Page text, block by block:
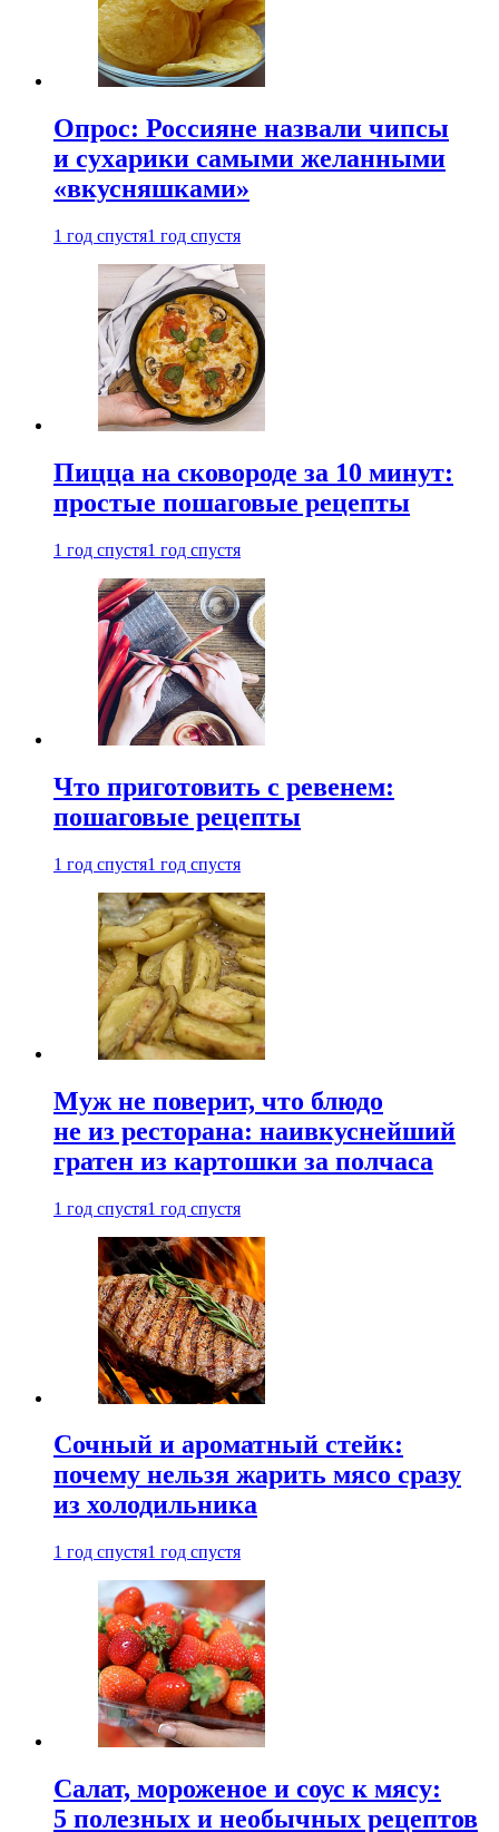
Опрос: Россияне назвали чипсы
и сухарики самыми желанными
«вкусняшками»
1 год спустя1 год спустя
Пицца на сковороде за 10 минут:
простые пошаговые рецепты
1 год спустя1 год спустя
Что приготовить с ревенем:
пошаговые рецепты
1 год спустя1 год спустя
Муж не поверит, что блюдо
не из ресторана: наивкуснейший
гратен из картошки за полчаса
1 год спустя1 год спустя
Сочный и ароматный стейк:
почему нельзя жарить мясо сразу
из холодильника
1 год спустя1 год спустя
Салат, мороженое и соус к мясу:
5 полезных и необычных рецептов